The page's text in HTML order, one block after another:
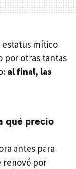
mítico
por otras tantas
al final, las
qué precio
antes para
renovó por